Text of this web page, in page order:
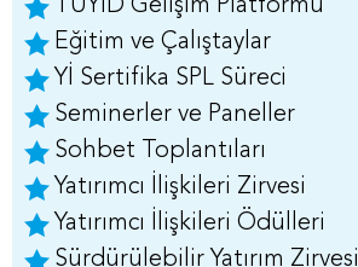
TÜYİD Gelişim Platformu
Eğitim ve Çalıştaylar
Yİ Sertifika SPL Süreci
Seminerler ve Paneller
Sohbet Toplantıları
Yatırımcı İlişkileri Zirvesi
Yatırımcı İlişkileri Ödülleri
Sürdürülebilir Yatırım Zirvesi